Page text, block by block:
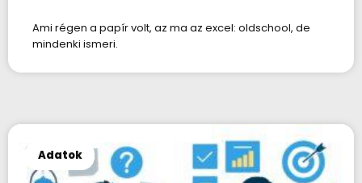
Ami régen a papír volt, az ma az excel: oldschool, de
mindenki ismeri.
Adatok